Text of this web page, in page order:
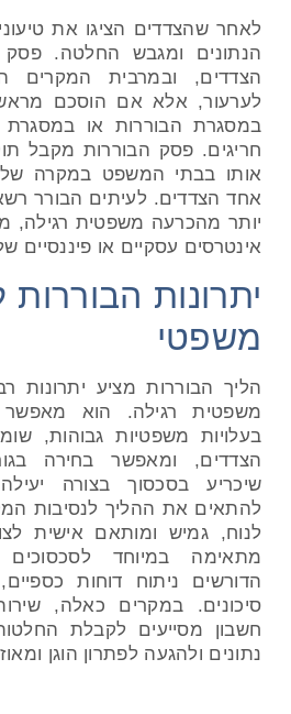
לאחר שהצדדים הציגו את
הנתונים ומגבש החלטה.
הצדדים, ובמרבית המקרים
לערעור, אלא אם הוסכם
במסגרת הבוררות או
חריגים. פסק הבוררות מקבל
אותו בבתי המשפט במקרה
אחד הצדדים. לעיתים הבורר
יותר מהכרעה משפטית רגילה,
אינטרסים עסקיים או פיננסיים
יתרונות
משפטי
הליך הבוררות מציע יתרונות
משפטית רגילה. הוא מאפשר
בעלויות משפטיות גבוהות,
הצדדים, ומאפשר בחירה
שיכריע בסכסוך בצורה יעילה
להתאים את ההליך לנסיבות
לנוח, גמיש ומותאם אישית
מתאימה במיוחד לסכסוכים
הדורשים ניתוח דוחות
סיכונים. במקרים כאלה,
חשבון מסייעים לקבלת
נתונים ולהגעה לפתרון הוגן